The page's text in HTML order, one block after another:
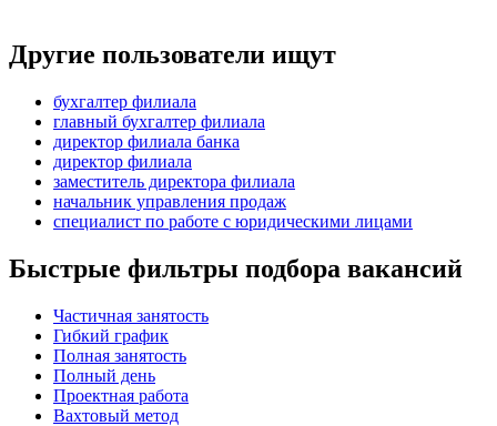
Другие пользователи ищут
бухгалтер филиала
главный бухгалтер филиала
директор филиала банка
директор филиала
заместитель директора филиала
начальник управления продаж
специалист по работе с юридическими лицами
Быстрые фильтры подбора вакансий
Частичная занятость
Гибкий график
Полная занятость
Полный день
Проектная работа
Вахтовый метод